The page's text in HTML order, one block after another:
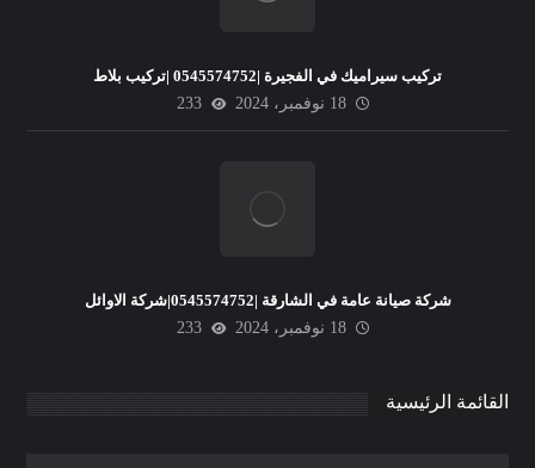
تركيب سيراميك في الفجيرة |0545574752 |تركيب بلاط
18 نوفمبر، 2024
233
شركة صيانة عامة في الشارقة |0545574752|شركة الاوائل
18 نوفمبر، 2024
233
القائمة الرئيسية